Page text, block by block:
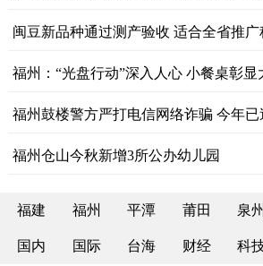
闽豆新品种通过测产验收 适合全省推广
福州：“光盘行动”深入人心 小餐桌彰显
福州鼓楼警方严打电信网络诈骗 今年已
福州仓山今秋新增3所公办幼儿园
福建 福州 平潭 莆田 泉州
国内 国际 台海 财经 科